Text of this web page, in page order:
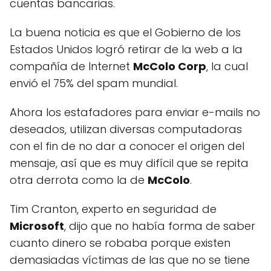
cuentas bancarias.
La buena noticia es que el Gobierno de los
Estados Unidos logró retirar de la web a la
compañía de Internet McColo Corp, la cual
envió el 75% del spam mundial.
Ahora los estafadores para enviar e-mails no
deseados, utilizan diversas computadoras
con el fin de no dar a conocer el origen del
mensaje, así que es muy difícil que se repita
otra derrota como la de McColo.
Tim Cranton, experto en seguridad de
Microsoft, dijo que no había forma de saber
cuanto dinero se robaba porque existen
demasiadas víctimas de las que no se tiene